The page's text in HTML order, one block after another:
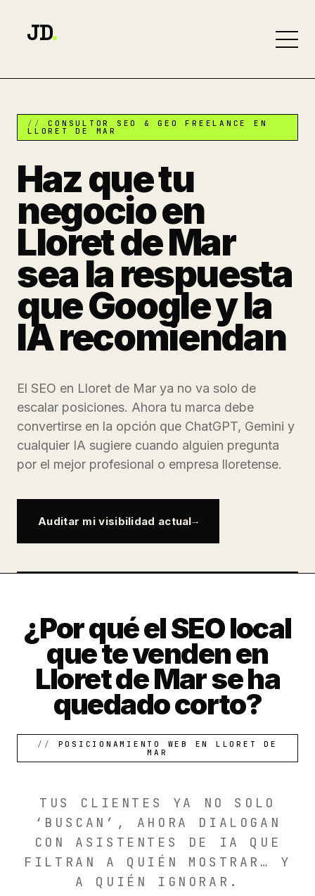
JD.
CONSULTOR SEO & GEO FREELANCE EN
LLORET DE MAR
Haz que tu
negocio en
Lloret de Mar
sea la respuesta
que Google y la
IA recomiendan
El SEO en Lloret de Mar ya no va solo de
escalar posiciones. Ahora tu marca debe
convertirse en la opción que ChatGPT, Gemini y
cualquier IA sugiere cuando alguien pregunta
por el mejor profesional o empresa lloretense.
Auditar mi visibilidad actual
¿Por qué el SEO local
que te venden en
Lloret de Mar se ha
quedado corto?
POSICIONAMIENTO WEB EN LLORET DE
MAR
TUS CLIENTES YA NO SOLO
‘BUSCAN’, AHORA DIALOGAN
CON ASISTENTES DE IA QUE
FILTRAN A QUIÉN MOSTRAR… Y
A QUIÉN IGNORAR.